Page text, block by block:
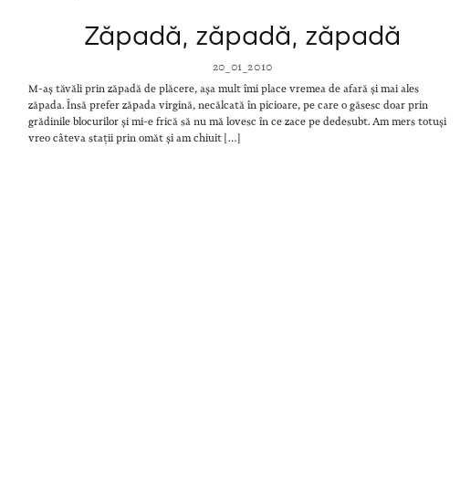
Zăpadă, zăpadă, zăpadă
20_01_2010
M-aș tăvăli prin zăpadă de plăcere, așa mult îmi place vremea de afară și mai ales
zăpada. Însă prefer zăpada virgină, necălcată în picioare, pe care o găsesc doar prin
grădinile blocurilor și mi-e frică să nu mă lovesc în ce zace pe dedesubt. Am mers totuși
vreo câteva stații prin omăt și am chiuit […]